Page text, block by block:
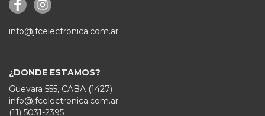
info@jfcelectronica.com.ar
¿DONDE ESTAMOS?
Guevara 555, CABA (1427)
info@jfcelectronica.com.ar
(11) 5031-2395